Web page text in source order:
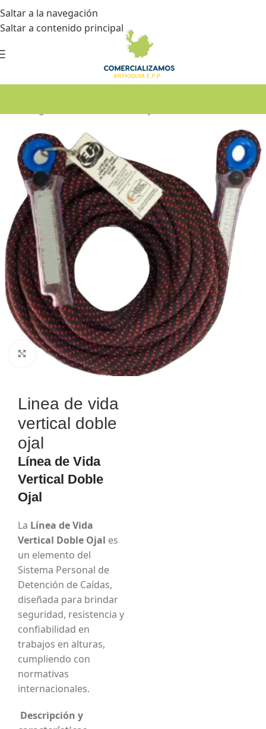
Saltar a la navegación
Saltar a contenido principal
Haga Click para agrandar
Linea de vida
vertical doble
ojal
Línea de Vida
Vertical Doble
Ojal
La Línea de Vida
Vertical Doble Ojal es
un elemento del
Sistema Personal de
Detención de Caídas,
diseñada para brindar
seguridad, resistencia y
confiabilidad en
trabajos en alturas,
cumpliendo con
normativas
internacionales.
Descripción y